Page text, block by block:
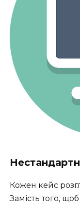
Кожен кейс
Замість того,